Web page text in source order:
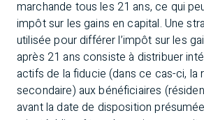
marchande tous les 21 ans, ce qui
impôt sur les gains en capital. Une
utilisée pour différer l’impôt sur les
après 21 ans consiste à distribuer
actifs de la fiducie (dans ce cas-ci, la
secondaire) aux bénéficiaires
avant la date de disposition